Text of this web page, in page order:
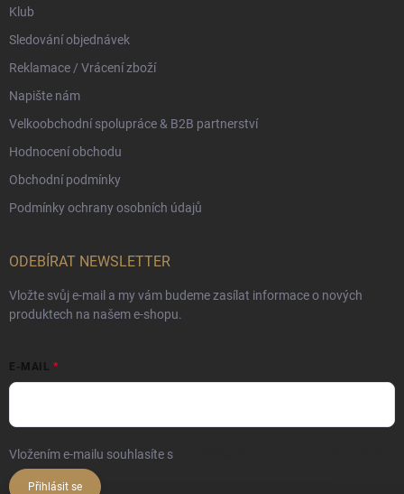
Klub
Sledování objednávek
Reklamace / Vrácení zboží
Napište nám
Velkoobchodní spolupráce & B2B partnerství
Hodnocení obchodu
Obchodní podmínky
Podmínky ochrany osobních údajů
ODEBÍRAT NEWSLETTER
Vložte svůj e-mail a my vám budeme zasílat informace o nových
produktech na našem e-shopu.
E-MAIL
Vložením e-mailu souhlasíte s
Přihlásit se